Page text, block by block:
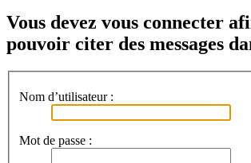
Vous devez vous connecter
pouvoir citer des messages
Nom d’utilisateur :
Mot de passe :